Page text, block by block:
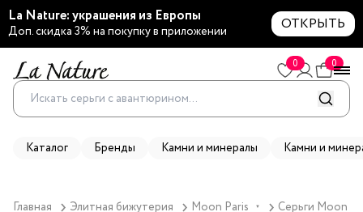
La Nature: украшения из Европы
Доп. скидка 3% на покупку в приложении ОТКРЫТЬ
0 0
Каталог Бренды Камни и минералы Камни и
Главная Элитная бижутерия Moon Paris ▼ Серьги Moon